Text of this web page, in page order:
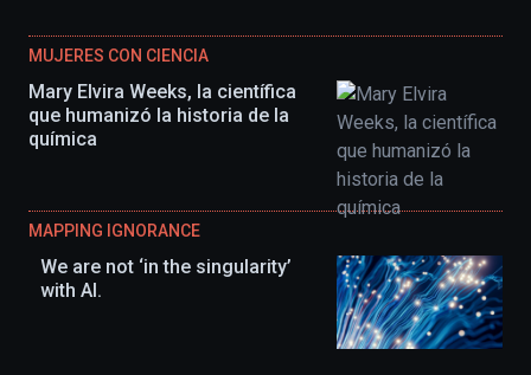
MUJERES CON CIENCIA
Mary Elvira Weeks, la científica
que humanizó la historia de la
química
MAPPING IGNORANCE
We are not ‘in the singularity’
with AI.